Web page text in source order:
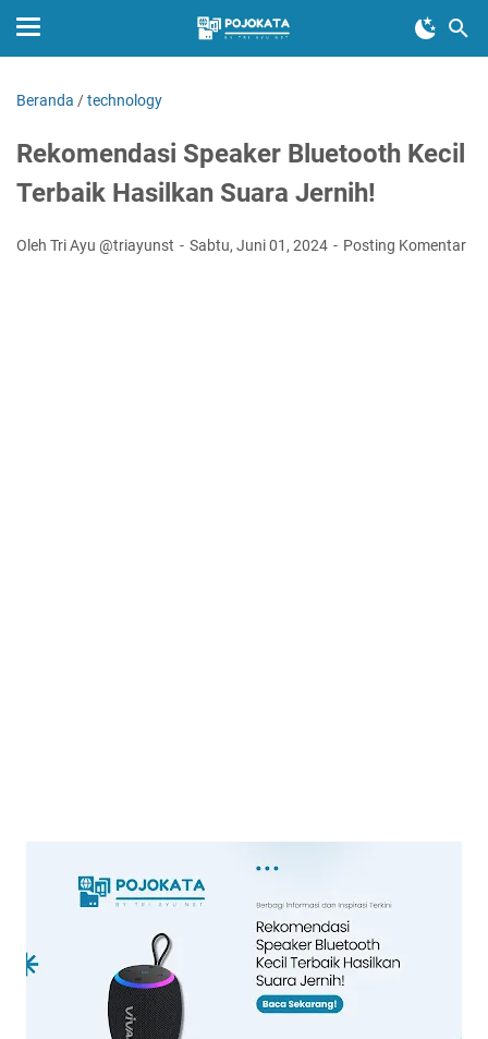
Beranda /technology
Rekomendasi Speaker Bluetooth Kecil
Terbaik Hasilkan Suara Jernih!
Oleh Tri Ayu @triayunst Sabtu, Juni 01, 2024 Posting Komentar